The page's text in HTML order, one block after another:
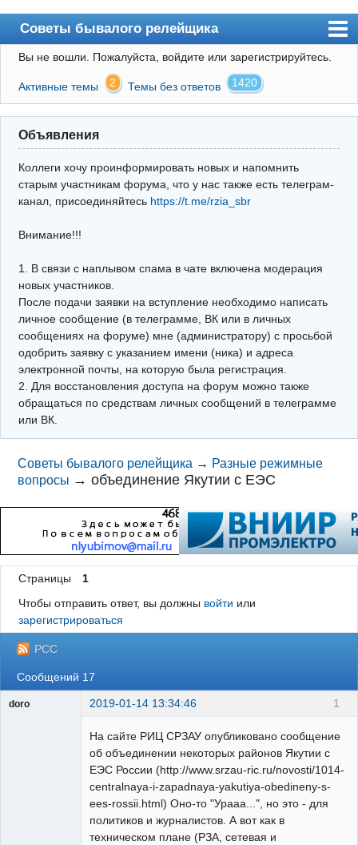
Советы бывалого релейщика
Форум
Правила
Поиск
Регистрация
Архив
Почта
Поиск релейщика
Видео РЗиА
Фотохостинг
Телеграм
Вы не вошли. Пожалуйста, войдите или зарегистрируйтесь.
Активные темы 2 Темы без ответов 1420
Объявления
Коллеги хочу проинформировать новых и напомнить
старым участникам форума, что у нас также есть телеграм-
канал, присоединяйтесь https://t.me/rzia_sbr
Внимание!!!
1. В связи с наплывом спама в чате включена модерация
новых участников.
После подачи заявки на вступление необходимо написать
личное сообщение (в телеграмме, ВК или в личных
сообщениях на форуме) мне (администратору) с просьбой
одобрить заявку с указанием имени (ника) и адреса
электронной почты, на которую была регистрация.
2. Для восстановления доступа на форум можно также
обращаться по средствам личных сообщений в телеграмме
или ВК.
Советы бывалого релейщика → Разные режимные
вопросы →объединение Якутии с ЕЭС
Страницы
1
Чтобы отправить ответ, вы должны войти или
зарегистрироваться
РСС
Сообщений 17
1
doro 2019-01-14 13:34:46
На сайте РИЦ СРЗАУ опубликовано сообщение
об объединении некоторых районов Якутии с
ЕЭС России (http://www.srzau-ric.ru/novosti/1014-
centralnaya-i-zapadnaya-yakutiya-obedineny-s-
ees-rossii.html) Оно-то "Урааа...", но это - для
политиков и журналистов. А вот как в
техническом плане (РЗА, сетевая и